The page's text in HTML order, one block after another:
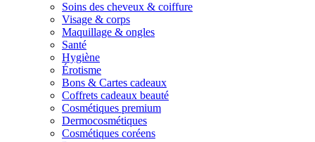
Soins des cheveux & coiffure
Visage & corps
Maquillage & ongles
Santé
Hygiène
Érotisme
Bons & Cartes cadeaux
Coffrets cadeaux beauté
Cosmétiques premium
Dermocosmétiques
Cosmétiques coréens